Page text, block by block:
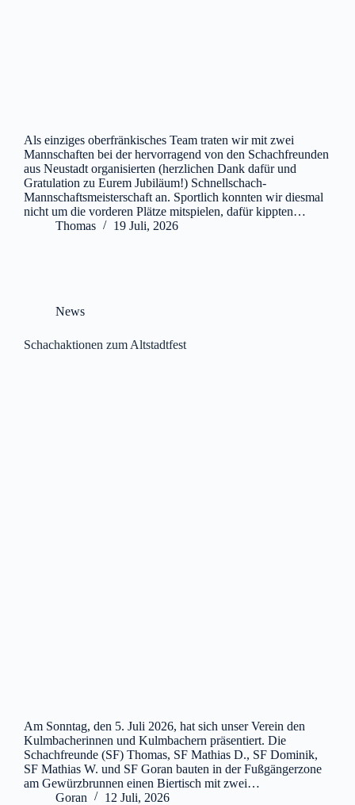
Als einziges oberfränkisches Team traten wir mit zwei
Mannschaften bei der hervorragend von den Schachfreunden
aus Neustadt organisierten (herzlichen Dank dafür und
Gratulation zu Eurem Jubiläum!) Schnellschach-
Mannschaftsmeisterschaft an. Sportlich konnten wir diesmal
nicht um die vorderen Plätze mitspielen, dafür kippten…
Thomas
19 Juli, 2026
News
Schachaktionen zum Altstadtfest
Am Sonntag, den 5. Juli 2026, hat sich unser Verein den
Kulmbacherinnen und Kulmbachern präsentiert. Die
Schachfreunde (SF) Thomas, SF Mathias D., SF Dominik,
SF Mathias W. und SF Goran bauten in der Fußgängerzone
am Gewürzbrunnen einen Biertisch mit zwei…
Goran
12 Juli, 2026